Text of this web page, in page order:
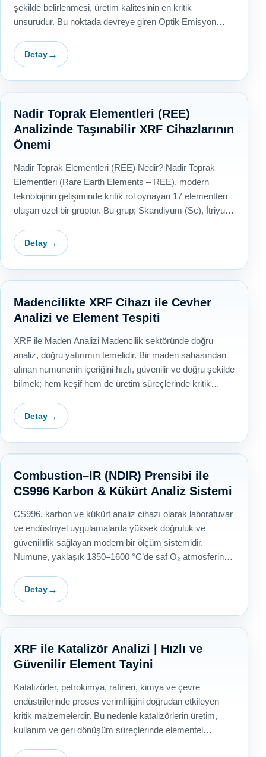
şekilde belirlenmesi, üretim kalitesinin en kritik
unsurudur. Bu noktada devreye giren Optik Emisyon
Detay
Nadir Toprak Elementleri (REE)
Analizinde Taşınabilir XRF Cihazlarının
Önemi
Nadir Toprak Elementleri (REE) Nedir? Nadir Toprak
Elementleri (Rare Earth Elements – REE), modern
teknolojinin gelişiminde kritik rol oynayan 17 elementten
oluşan özel bir gruptur. Bu grup; Skandiyum (Sc), İtriyum
Detay
Madencilikte XRF Cihazı ile Cevher
Analizi ve Element Tespiti
XRF ile Maden Analizi Madencilik sektöründe doğru
analiz, doğru yatırımın temelidir. Bir maden sahasından
alınan numunenin içeriğini hızlı, güvenilir ve doğru şekilde
bilmek; hem keşif hem de üretim süreçlerinde kritik…
Detay
Combustion–IR (NDIR) Prensibi ile
CS996 Karbon & Kükürt Analiz Sistemi
CS996, karbon ve kükürt analiz cihazı olarak laboratuvar
ve endüstriyel uygulamalarda yüksek doğruluk ve
güvenilirlik sağlayan modern bir ölçüm sistemidir.
Numune, yaklaşık 1350–1600 °C’de saf O₂ atmosferinde
Detay
XRF ile Katalizör Analizi | Hızlı ve
Güvenilir Element Tayini
Katalizörler, petrokimya, rafineri, kimya ve çevre
endüstrilerinde proses verimliliğini doğrudan etkileyen
kritik malzemelerdir. Bu nedenle katalizörlerin üretim,
kullanım ve geri dönüşüm süreçlerinde elementel…